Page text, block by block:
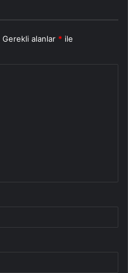
Gerekli alanlar * ile